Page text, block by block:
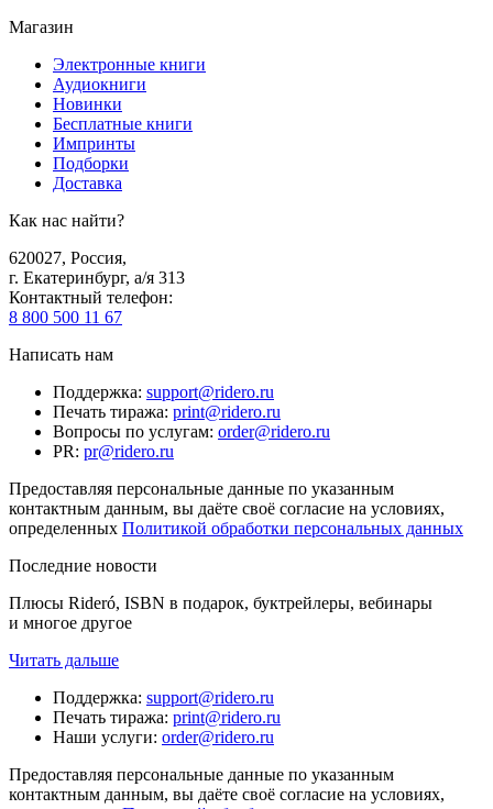
Магазин
Электронные книги
Аудиокниги
Новинки
Бесплатные книги
Импринты
Подборки
Доставка
Как нас найти?
620027, Россия,
г. Екатеринбург, а/я 313
Контактный телефон:
8 800 500 11 67
Написать нам
Поддержка: support@ridero.ru
Печать тиража: print@ridero.ru
Вопросы по услугам: order@ridero.ru
PR: pr@ridero.ru
Предоставляя персональные данные по указанным
контактным данным, вы даёте своё согласие на условиях,
определенных Политикой обработки персональных данных
Последние новости
Плюсы Rideró, ISBN в подарок, буктрейлеры, вебинары
и многое другое
Читать дальше
Поддержка: support@ridero.ru
Печать тиража: print@ridero.ru
Наши услуги: order@ridero.ru
Предоставляя персональные данные по указанным
контактным данным, вы даёте своё согласие на условиях,